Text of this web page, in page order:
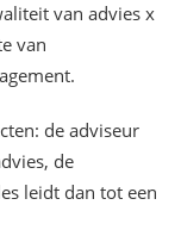
van advies x
van
de adviseur
de
leidt dan tot een